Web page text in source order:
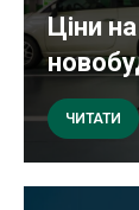
Ціни
ЧИТАТИ